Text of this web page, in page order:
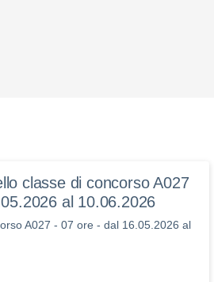
classe di concorso A027
al 10.06.2026
A027 - 07 ore - dal 16.05.2026 al